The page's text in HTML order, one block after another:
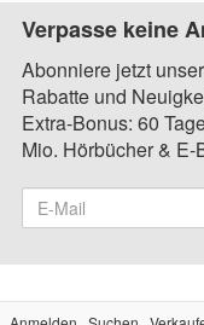
Verpasse keine
Abonniere jetzt
Rabatte und
Extra-Bonus: 60
Mio. Hörbücher & E-